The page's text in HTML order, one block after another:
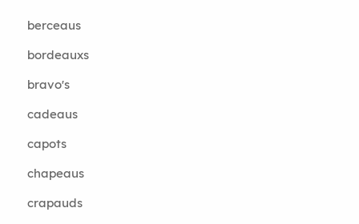
berceaus
bordeauxs
bravo's
cadeaus
capots
chapeaus
crapauds